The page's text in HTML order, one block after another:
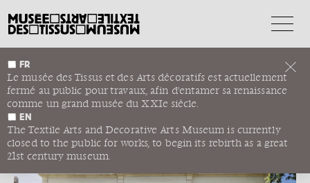
FR
Le musée des Tissus et des Arts décoratifs est actuellement
fermé au public pour travaux, afin d'entamer sa renaissance
comme un grand musée du XXIe siècle.
EN
The Textile Arts and Decorative Arts Museum is currently
closed to the public for works, to begin its rebirth as a great
21st century museum.
QUESTIONS/RÉPONSES
Le nouveau musée
L’ACTIVITÉ DU MUSÉE PENDANT LA FERMETURE
LE PROJET ARCHITECTURAL